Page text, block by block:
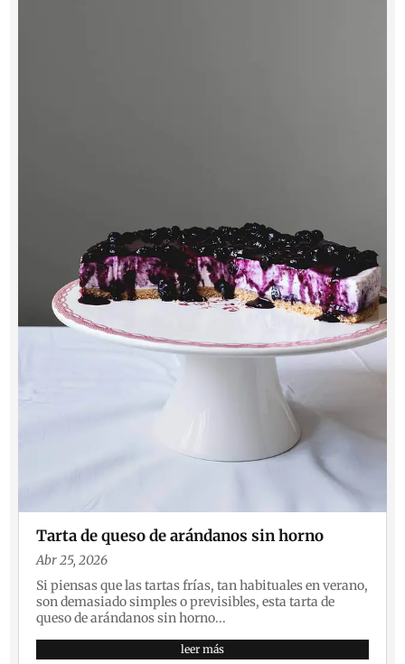
Tarta de queso de arándanos sin horno
Abr 25, 2026
Si piensas que las tartas frías, tan habituales en verano,
son demasiado simples o previsibles, esta tarta de
queso de arándanos sin horno...
leer más